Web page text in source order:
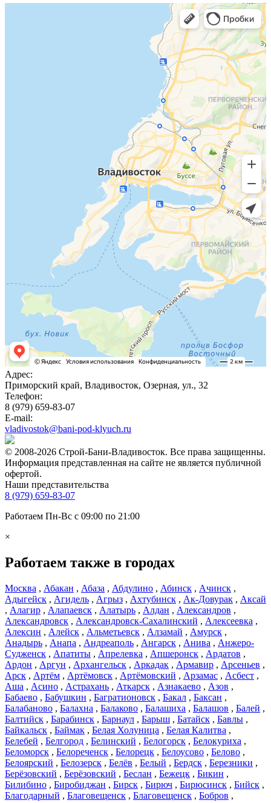
Адрес:
Приморский край, Владивосток, Озерная, ул., 32
Телефон:
8 (979) 659-83-07
E-mail:
vladivostok@bani-pod-klyuch.ru
© 2008-2026 Строй-Бани-Владивосток. Все права защищенны.
Информация представленная на сайте не является публичной
офертой.
Наши представительства
8 (979) 659-83-07
Работаем Пн-Вс с 09:00 по 21:00
×
Работаем также в городах
Москва , Абакан , Абаза , Абдулино , Абинск , Ачинск ,
Адыгейск , Агидель , Агрыз , Ахтубинск , Ак-Довурак , Аксай
, Алагир , Алапаевск , Алатырь , Алдан , Александров ,
Александровск , Александровск-Сахалинский , Алексеевка ,
Алексин , Алейск , Альметьевск , Алзамай , Амурск ,
Анадырь , Анапа , Андреаполь , Ангарск , Анива , Анжеро-
Судженск , Апатиты , Апрелевка , Апшеронск , Ардатов ,
Ардон , Аргун , Архангельск , Аркадак , Армавир , Арсеньев ,
Арск , Артём , Артёмовск , Артёмовский , Арзамас , Асбест ,
Аша , Асино , Астрахань , Аткарск , Азнакаево , Азов ,
Бабаево , Бабушкин , Багратионовск , Бакал , Баксан ,
Балабаново , Балахна , Балаково , Балашиха , Балашов , Балей ,
Балтийск , Барабинск , Барнаул , Барыш , Батайск , Бавлы ,
Байкальск , Баймак , Белая Холуница , Белая Калитва ,
Белебей , Белгород , Белинский , Белогорск , Белокуриха ,
Беломорск , Белореченск , Белорецк , Белоусово , Белово ,
Белоярский , Белозерск , Белёв , Белый , Бердск , Березники ,
Берёзовский , Берёзовский , Беслан , Бежецк , Бикин ,
Билибино , Биробиджан , Бирск , Бирюч , Бирюсинск , Бийск ,
Благодарный , Благовещенск , Благовещенск , Бобров ,